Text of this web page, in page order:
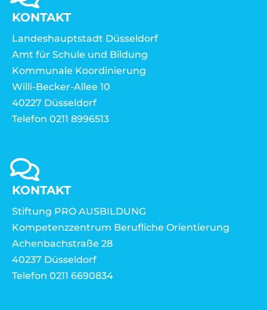
KONTAKT
Landeshauptstadt Düsseldorf
Amt für Schule und Bildung
Kommunale Koordinierung
Willi-Becker-Allee 10
40227 Düsseldorf
Telefon 0211 8996513
KONTAKT
Stiftung PRO AUSBILDUNG
Kompetenzzentrum Berufliche Orientierung
Achenbachstraße 28
40237 Düsseldorf
Telefon 0211 6690834